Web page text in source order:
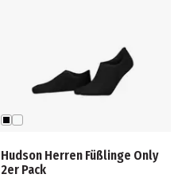
Hudson Herren Füßlinge Only
2er Pack